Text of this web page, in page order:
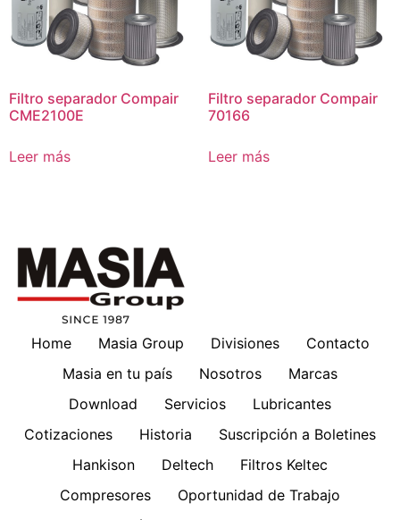
Filtro separador Compair
CME2100E
Leer más
Filtro separador Compair
70166
Leer más
Home Masia Group Divisiones
Contacto
Masia en tu país
Nosotros
Marcas
Download
Servicios
Lubricantes
Cotizaciones
Historia
Suscripción a Boletines
Hankison
Deltech
Filtros Keltec
Compresores
Oportunidad de Trabajo